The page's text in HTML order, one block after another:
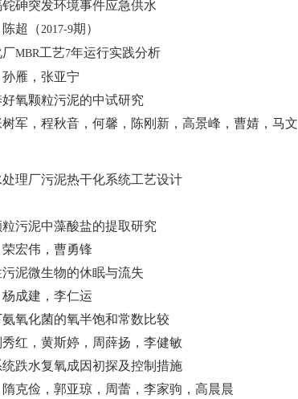
砷突发环境事件应急供水
超（2017-9期）
厂MBR工艺7年运行实践分析
雁，张亚宁
氧颗粒污泥的中试研究
军，程秋音，何馨，陈刚新，高景峰，曹婧，马文
理厂污泥热干化系统工艺设计
污泥中藻酸盐的提取研究
宏伟，曹勇锋
泥微生物的休眠与流失
成建，李仁运
氧化菌的氧半饱和常数比较
红，黄斯婷，周薛扬，李健敏
跌水复氧成因初探及控制措施
克俭，郭亚琼，周蕾，李家驹，高晨晨